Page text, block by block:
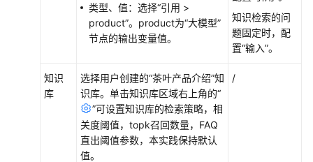
类型、值：选择“引用 >
product”。product为“大模型”
节点的输出变量值。
知识检索的问
题固定时，配
置“输入”。
知识
库
选择用户创建的“茶叶产品介绍”知
识库。单击知识库区域右上角的“
”可设置知识库的检索策略，相
关度阈值，topk召回数量，FAQ
直出阈值参数，本实践保持默认
值。
/